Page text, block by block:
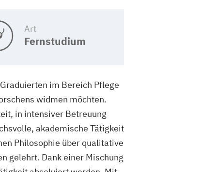
Art
Fernstudium
im Bereich Pflege
widmen möchten.
in intensiver Betreuung
akademische Tätigkeit
Philosophie über qualitative
gelehrt. Dank einer Mischung